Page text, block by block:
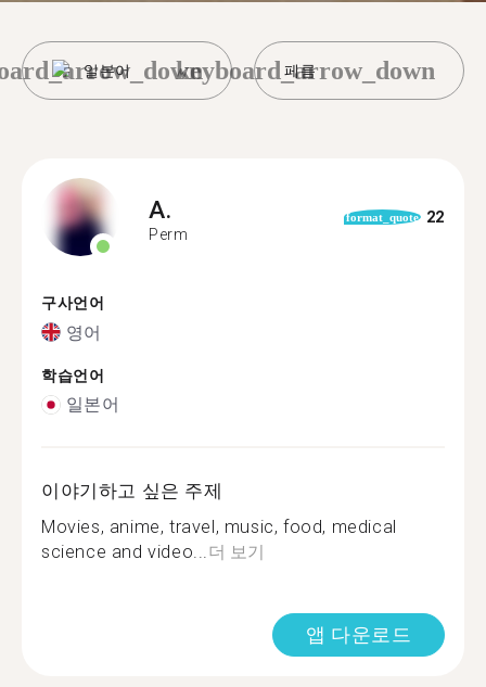
일본어 페름
keyboard_arrow_down
A.
Perm
format_quote 22
구사언어
영어
학습언어
일본어
이야기하고 싶은 주제
Movies, anime, travel, music, food, medical
science and video...더 보기
앱 다운로드